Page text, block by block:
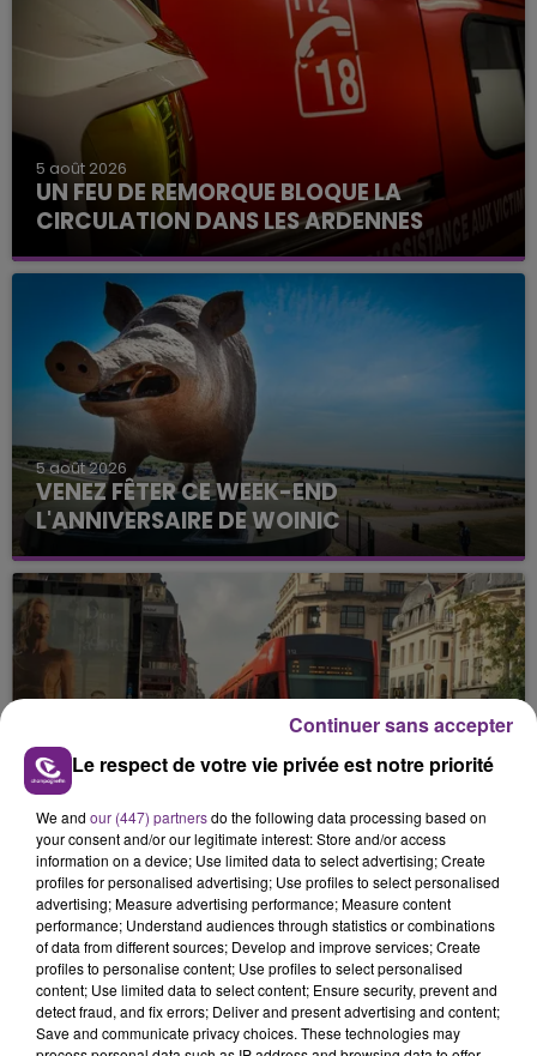
5 août 2026
UN FEU DE REMORQUE BLOQUE LA
CIRCULATION DANS LES ARDENNES
5 août 2026
VENEZ FÊTER CE WEEK-END
L'ANNIVERSAIRE DE WOINIC
CIRCULATION FORTEMENT PERTURBÉE
DES TRAMWAYS RÉMOIS CES
PROCHAINS...
Le respect de votre vie privée est notre priorité
We and our (447) partnersdo the following data processing based on
your consent and/or our legitimate interest: Store and/or access
information on a device; Use limited data to select advertising; Create
profiles for personalised advertising; Use profiles to select personalised
advertising; Measure advertising performance; Measure content
performance; Understand audiences through statistics or combinations
of data from different sources; Develop and improve services; Create
profiles to personalise content; Use profiles to select personalised
content; Use limited data to select content; Ensure security, prevent and
detect fraud, and fix errors; Deliver and present advertising and content;
Save and communicate privacy choices. These technologies may
Continuer sans accepter